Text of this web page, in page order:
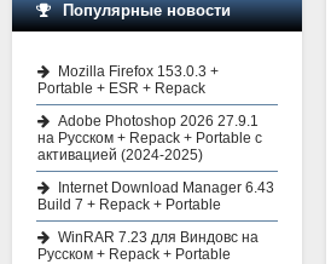
Популярные новости
Mozilla Firefox 153.0.3 +
Portable + ESR + Repack
Adobe Photoshop 2026 27.9.1
на Русском + Repack + Portable с
активацией (2024-2025)
Internet Download Manager 6.43
Build 7 + Repack + Portable
WinRAR 7.23 для Виндовс на
Русском + Repack + Portable